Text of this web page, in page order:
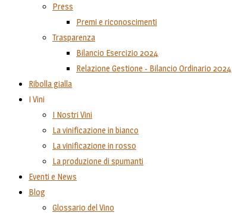
Press
Premi e riconoscimenti
Trasparenza
Bilancio Esercizio 2024
Relazione Gestione - Bilancio Ordinario 2024
Ribolla gialla
I Vini
I Nostri Vini
La vinificazione in bianco
La vinificazione in rosso
La produzione di spumanti
Eventi e News
Blog
Glossario del Vino